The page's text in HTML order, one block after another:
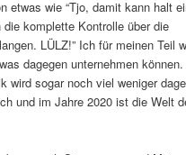
etwas wie “Tjo, damit kann halt
komplette Kontrolle über die
LÜLZ!” Ich für meinen Teil
dagegen unternehmen
wird sogar noch viel weniger
und im Jahre 2020 ist die Welt